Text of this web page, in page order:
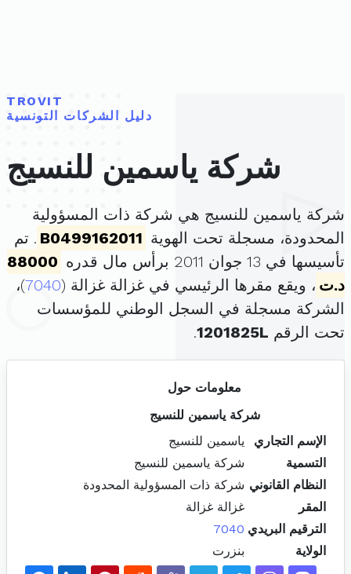
TROVIT
دليل الشركات التونسية
شركة ياسمين للنسيج
شركة ياسمين للنسيج هي شركة ذات المسؤولية
المحدودة، مسجلة تحت الهوية B0499162011 . تم
تأسيسها في 13 جوان 2011 برأس مال قدره
88000
د.ت ، ويقع مقرها الرئيسي في غزالة غزالة (7040)،
الشركة مسجلة في السجل الوطني للمؤسسات
تحت الرقم 1201825L
.
معلومات حول
شركة ياسمين للنسيج
الإسم التجاري
ياسمين للنسيج
التسمية
شركة ياسمين للنسيج
النظام القانوني شركة ذات المسؤولية المحدودة
المقر
غزالة غزالة
الترقيم البريدي 7040
الولاية
بنزرت